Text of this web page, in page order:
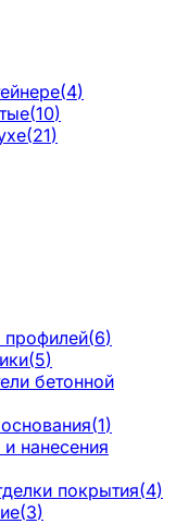
(4)
(10)
(21)
профилей(6)
(5)
бетонной
(1)
нанесения
покрытия(4)
(3)